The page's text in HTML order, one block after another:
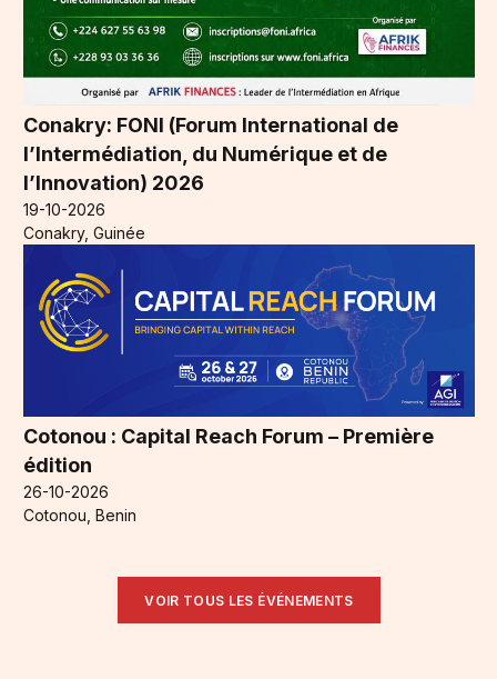
Conakry: FONI (Forum International de
l’Intermédiation, du Numérique et de
l’Innovation) 2026
19-10-2026
Conakry, Guinée
Cotonou : Capital Reach Forum – Première
édition
26-10-2026
Cotonou, Benin
VOIR TOUS LES ÉVÉNEMENTS